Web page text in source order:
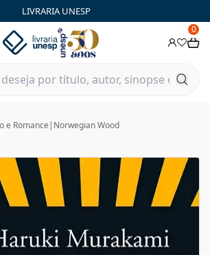
LIVRARIA UNESP
0
e Romance | Norwegian Wood